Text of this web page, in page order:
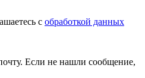
с обработкой данных
Если не нашли сообщение,